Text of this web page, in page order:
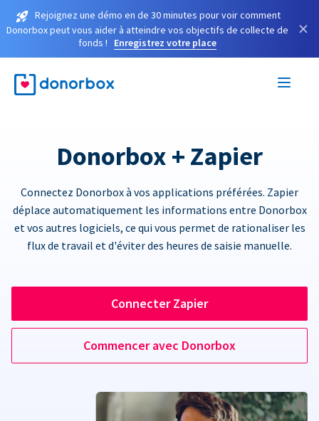
Rejoignez une démo en de 30 minutes pour voir comment
Donorbox peut vous aider à atteindre vos objectifs de collecte de
fonds !
Enregistrez votre place
×
Donorbox + Zapier
Connectez Donorbox à vos applications préférées. Zapier
déplace automatiquement les informations entre Donorbox
et vos autres logiciels, ce qui vous permet de rationaliser les
flux de travail et d'éviter des heures de saisie manuelle.
Connecter Zapier
Commencer avec Donorbox